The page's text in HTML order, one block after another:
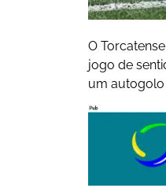
O
jogo de
um autogolo